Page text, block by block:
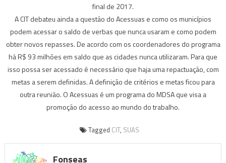
final de 2017.
A CIT debateu ainda a questão do Acessuas e como os municípios
podem acessar o saldo de verbas que nunca usaram e como podem
obter novos repasses. De acordo com os coordenadores do programa
há R$ 93 milhões em saldo que as cidades nunca utilizaram. Para que
isso possa ser acessado é necessário que haja uma repactuação, com
metas a serem definidas. A definição de critérios e metas ficou para
outra reunião. O Acessuas é um programa do MDSA que visa a
promoção do acesso ao mundo do trabalho.
Tagged CIT, SUAS
Fonseas